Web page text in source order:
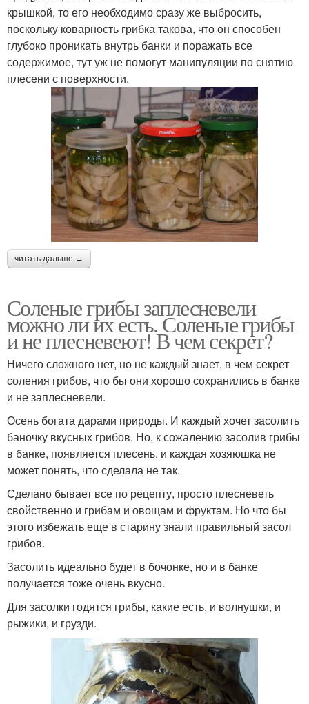
крышкой, то его необходимо сразу же выбросить,
поскольку коварность грибка такова, что он способен
глубоко проникать внутрь банки и поражать все
содержимое, тут уж не помогут манипуляции по снятию
плесени с поверхности.
читать дальше →
Соленые грибы заплесневели
можно ли их есть. Соленые грибы
и не плесневеют! В чем секрет?
Ничего сложного нет, но не каждый знает, в чем секрет
соления грибов, что бы они хорошо сохранились в банке
и не заплесневели.
Осень богата дарами природы. И каждый хочет засолить
баночку вкусных грибов. Но, к сожалению засолив грибы
в банке, появляется плесень, и каждая хозяюшка не
может понять, что сделала не так.
Сделано бывает все по рецепту, просто плесневеть
свойственно и грибам и овощам и фруктам. Но что бы
этого избежать еще в старину знали правильный засол
грибов.
Засолить идеально будет в бочонке, но и в банке
получается тоже очень вкусно.
Для засолки годятся грибы, какие есть, и волнушки, и
рыжики, и грузди.